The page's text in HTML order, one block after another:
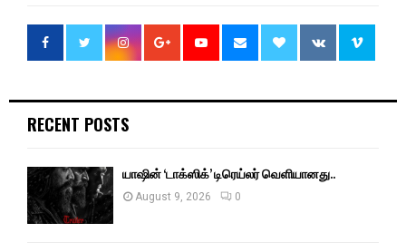
RECENT POSTS
யாஷின் ‘டாக்ஸிக்’ டிரெய்லர் வெளியானது..
August 9, 2026 0